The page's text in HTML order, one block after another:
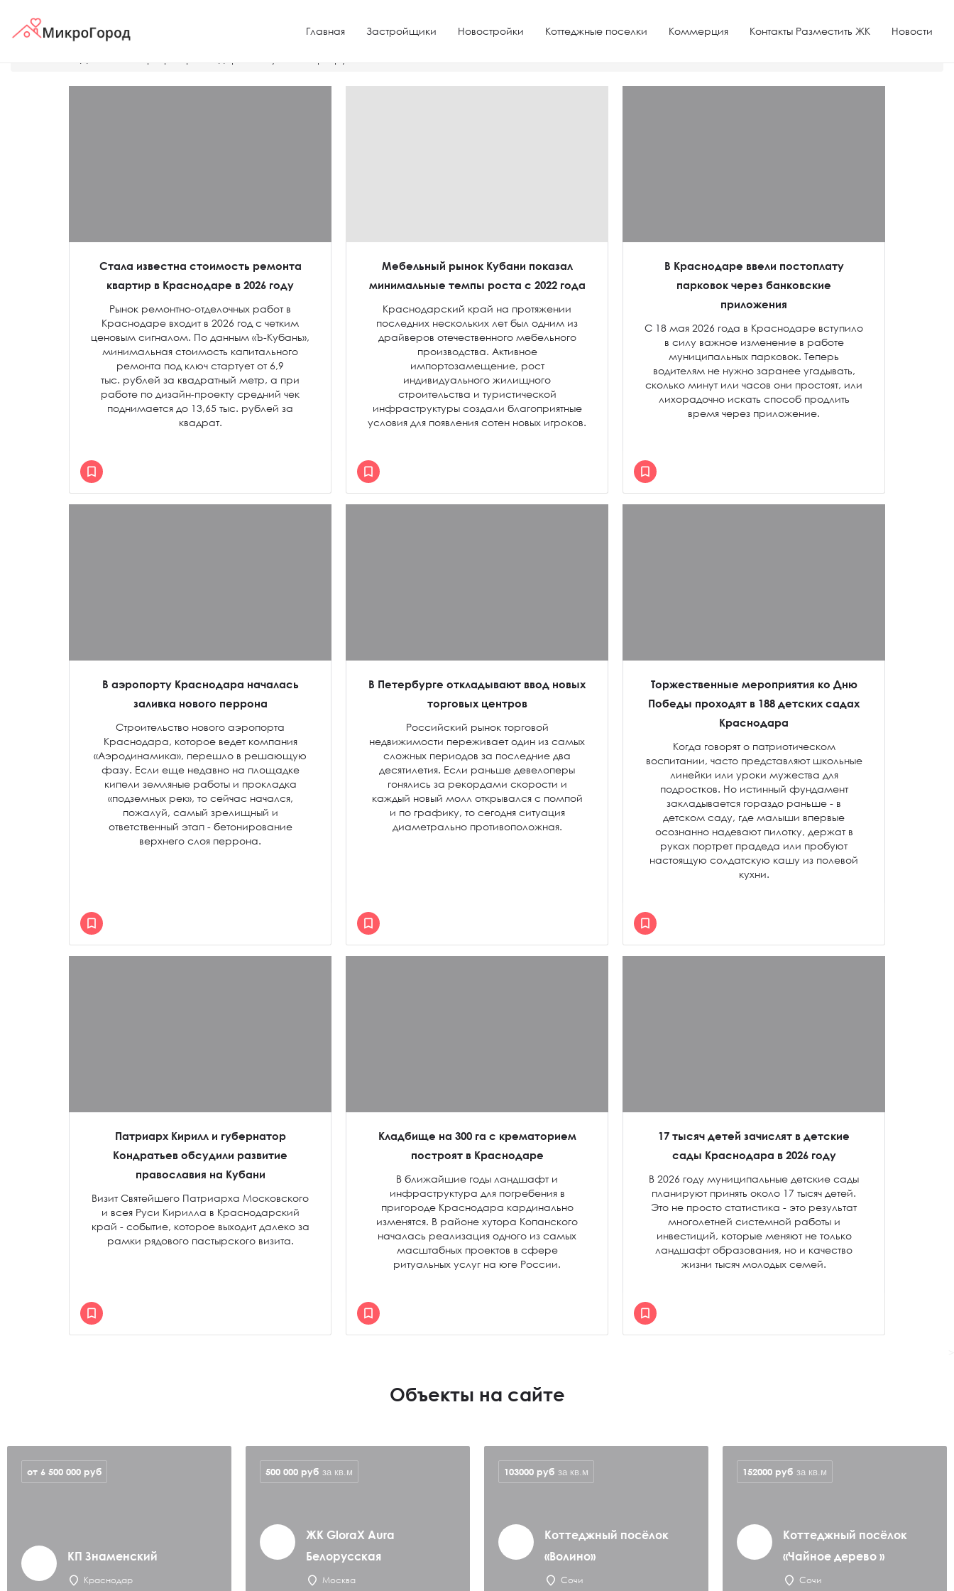
Главная Застройщики Новостройки Коттеджные поселки Коммерция Контакты Разместить ЖК Новости
Стала известна стоимость ремонта
квартир в Краснодаре в 2026 году
Рынок ремонтно-отделочных работ в
Краснодаре входит в 2026 год с четким
ценовым сигналом. По данным «Ъ-Кубань»,
минимальная стоимость капитального
ремонта под ключ стартует от 6,9
тыс. рублей за квадратный метр, а при
работе по дизайн-проекту средний чек
поднимается до 13,65 тыс. рублей за
квадрат.
Мебельный рынок Кубани показал
минимальные темпы роста с 2022 года
Краснодарский край на протяжении
последних нескольких лет был одним из
драйверов отечественного мебельного
производства. Активное
импортозамещение, рост
индивидуального жилищного
строительства и туристической
инфраструктуры создали благоприятные
условия для появления сотен новых игроков.
В Краснодаре ввели постоплату
парковок через банковские
приложения
С 18 мая 2026 года в Краснодаре вступило
в силу важное изменение в работе
муниципальных парковок. Теперь
водителям не нужно заранее угадывать,
сколько минут или часов они простоят, или
лихорадочно искать способ продлить
время через приложение.
В аэропорту Краснодара началась
заливка нового перрона
Строительство нового аэропорта
Краснодара, которое ведет компания
«Аэродинамика», перешло в решающую
фазу. Если еще недавно на площадке
кипели земляные работы и прокладка
«подземных рек», то сейчас начался,
пожалуй, самый зрелищный и
ответственный этап - бетонирование
верхнего слоя перрона.
В Петербурге откладывают ввод новых
торговых центров
Российский рынок торговой
недвижимости переживает один из самых
сложных периодов за последние два
десятилетия. Если раньше девелоперы
гонялись за рекордами скорости и
каждый новый молл открывался с помпой
и по графику, то сегодня ситуация
диаметрально противоположная.
Торжественные мероприятия ко Дню
Победы проходят в 188 детских садах
Краснодара
Когда говорят о патриотическом
воспитании, часто представляют школьные
линейки или уроки мужества для
подростков. Но истинный фундамент
закладывается гораздо раньше - в
детском саду, где малыши впервые
осознанно надевают пилотку, держат в
руках портрет прадеда или пробуют
настоящую солдатскую кашу из полевой
кухни.
Патриарх Кирилл и губернатор
Кондратьев обсудили развитие
православия на Кубани
Визит Святейшего Патриарха Московского
и всея Руси Кирилла в Краснодарский
край - событие, которое выходит далеко за
рамки рядового пастырского визита.
Кладбище на 300 га с крематорием
построят в Краснодаре
В ближайшие годы ландшафт и
инфраструктура для погребения в
пригороде Краснодара кардинально
изменятся. В районе хутора Копанского
началась реализация одного из самых
масштабных проектов в сфере
ритуальных услуг на юге России.
17 тысяч детей зачислят в детские
сады Краснодара в 2026 году
В 2026 году муниципальные детские сады
планируют принять около 17 тысяч детей.
Это не просто статистика - это результат
многолетней системной работы и
инвестиций, которые меняют не только
ландшафт образования, но и качество
жизни тысяч молодых семей.
Объекты на сайте
КП Знаменский
Краснодар
от 6 500 000 руб
ЖК GloraX Aura
Белорусская
Москва
500 000 руб за кв.м
Коттеджный посёлок
«Волино»
Сочи
103000 руб за кв.м
Коттеджный посёлок
«Чайное дерево »
Сочи
152000 руб за кв.м